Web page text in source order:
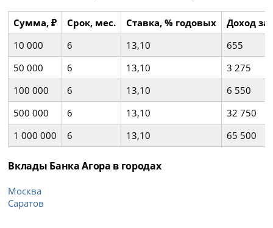
Сумма, ₽ Срок, мес. Ставка, % годовых
Доход за
10 000
6 13,10
655
50 000
6 13,10
3 275
100 000
6 13,10
6 550
500 000
6 13,10
32 750
1 000 000
6 13,10 65 500
Вклады Банка Агора в городах
Москва
Саратов